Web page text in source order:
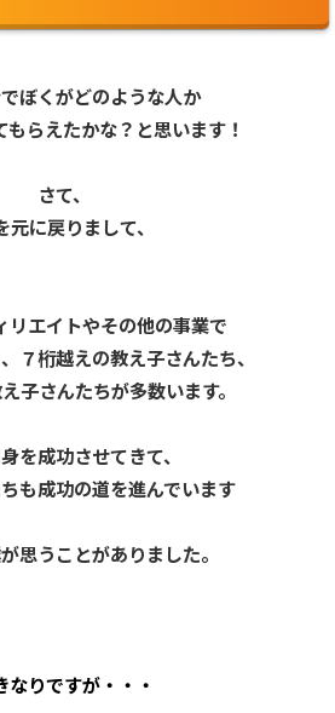
ぼくがどのような人か
もらえたかな？と思います！
さて、
元に戻りまして、
リエイトやその他の事業で
７桁越えの教え子さんたち、
子さんたちが多数います。
を成功させてきて、
も成功の道を進んでいます
思うことがありました。
なりですが・・・